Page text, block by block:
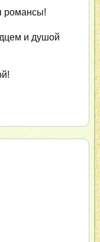
романсы!
и душой